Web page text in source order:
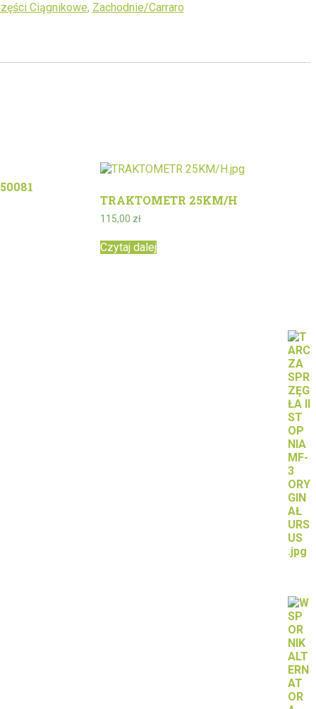
Ciągnikowe, Zachodnie/Carraro
TRAKTOMETR 25KM/H
115,00 zł
Czytaj dalej